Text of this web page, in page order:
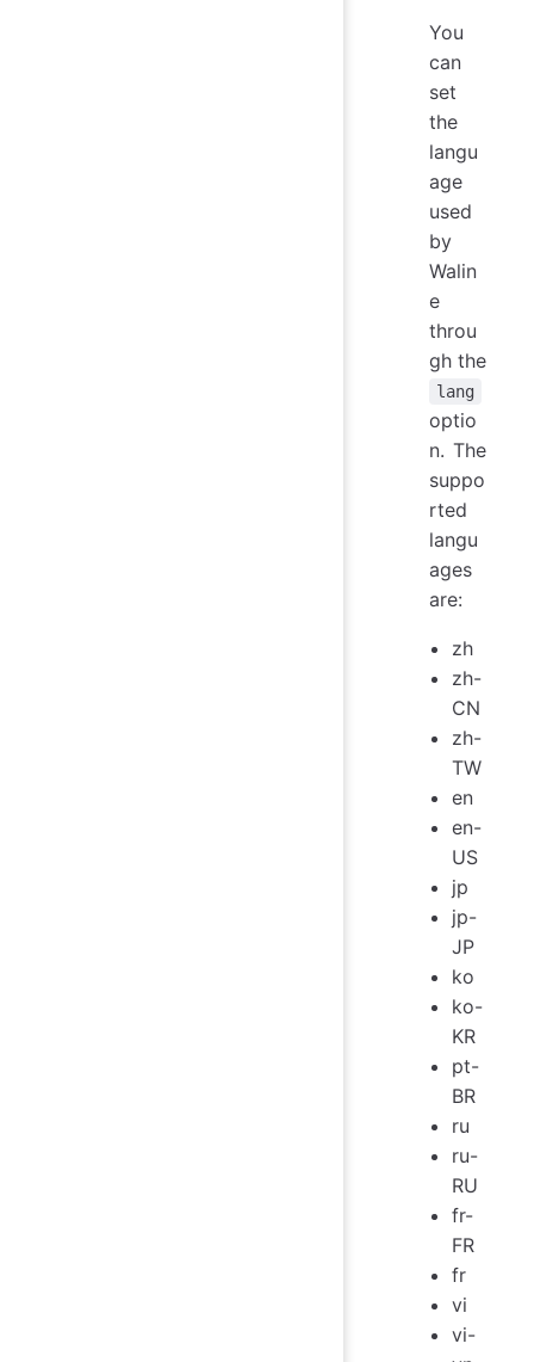
You
can
set
the
langu
age
used
by
Walin
e
throu
gh the
lang
optio
n. The
suppo
rted
langu
ages
are:
zh
zh-
CN
zh-
TW
en
en-
US
jp
jp-
JP
ko
ko-
KR
pt-
BR
ru
ru-
RU
fr-
FR
fr
vi
vi-